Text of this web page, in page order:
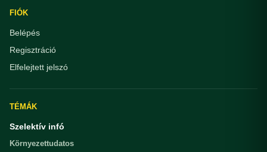
FIÓK
Belépés
Regisztráció
Elfelejtett jelszó
TÉMÁK
Szelektív infó
Környezettudatos